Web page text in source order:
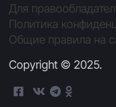
Для
Политика
Общие правила на
Copyright © 2025.